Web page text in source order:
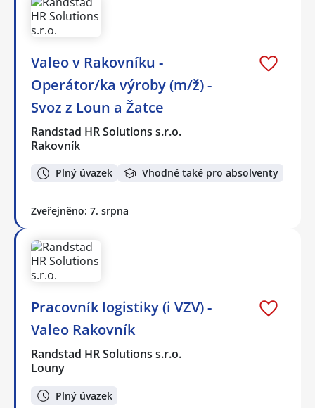
Valeo v Rakovníku -
Operátor/ka výroby (m/ž) -
Svoz z Loun a Žatce
Randstad HR Solutions s.r.o.
Rakovník
Plný úvazek Vhodné také pro absolventy
Zveřejněno: 7. srpna
Pracovník logistiky (i VZV) -
Valeo Rakovník
Randstad HR Solutions s.r.o.
Louny
Plný úvazek